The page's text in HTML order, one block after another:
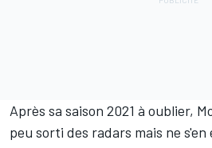
Après sa saison 2021 à oublier,
peu sorti des radars mais ne